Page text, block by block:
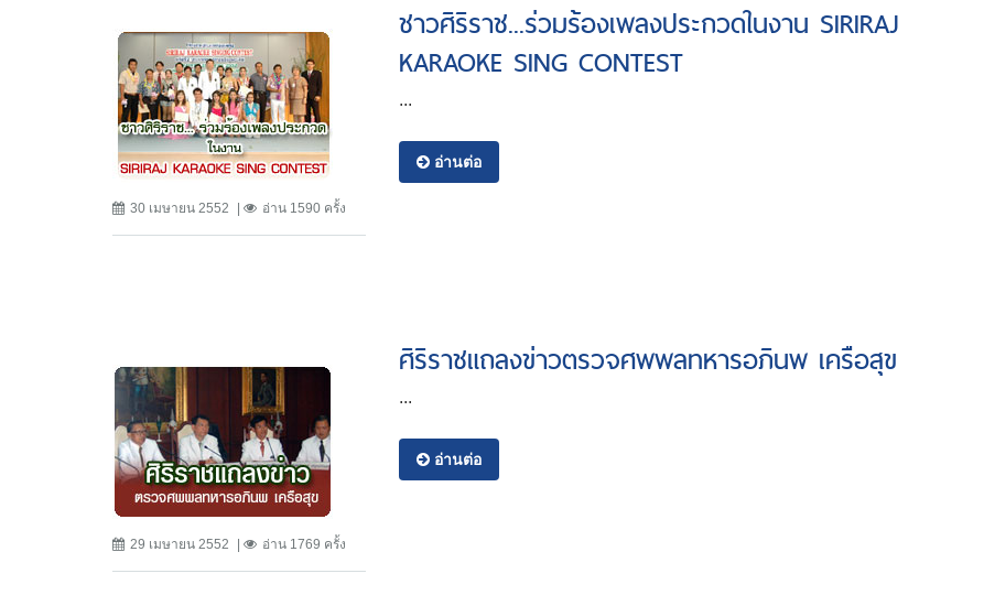
30 เมษายน 2552 อ่าน 1590 ครั้ง
ชาวศิริราช...ร่วมร้องเพลงประกวดในงาน SIRIRAJ
KARAOKE SING CONTEST
...
อ่านต่อ
29 เมษายน 2552 อ่าน 1769 ครั้ง
ศิริราชแถลงข่าวตรวจศพพลทหารอภินพ เครือสุข
...
อ่านต่อ